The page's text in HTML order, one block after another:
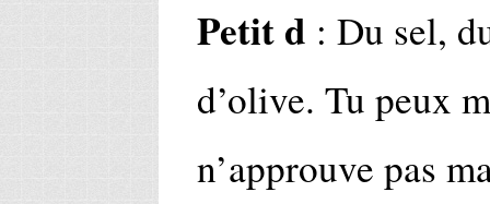
Petit d : Du sel,
d’olive. Tu peux
n’approuve pas